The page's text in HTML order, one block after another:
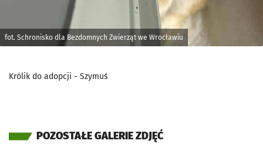
fot. Schronisko dla Bezdomnych Zwierząt we Wrocławiu
Królik do adopcji - Szymuś
POZOSTAŁE GALERIE ZDJĘĆ